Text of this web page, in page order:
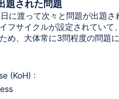
題された問題
に渡って次々と問題が出題さ
フサイクルが設定されてい
め、大体常に3問程度の問題
(KoH) :